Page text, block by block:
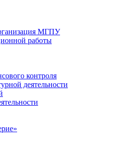
МГПУ
работы
контроля
деятельности